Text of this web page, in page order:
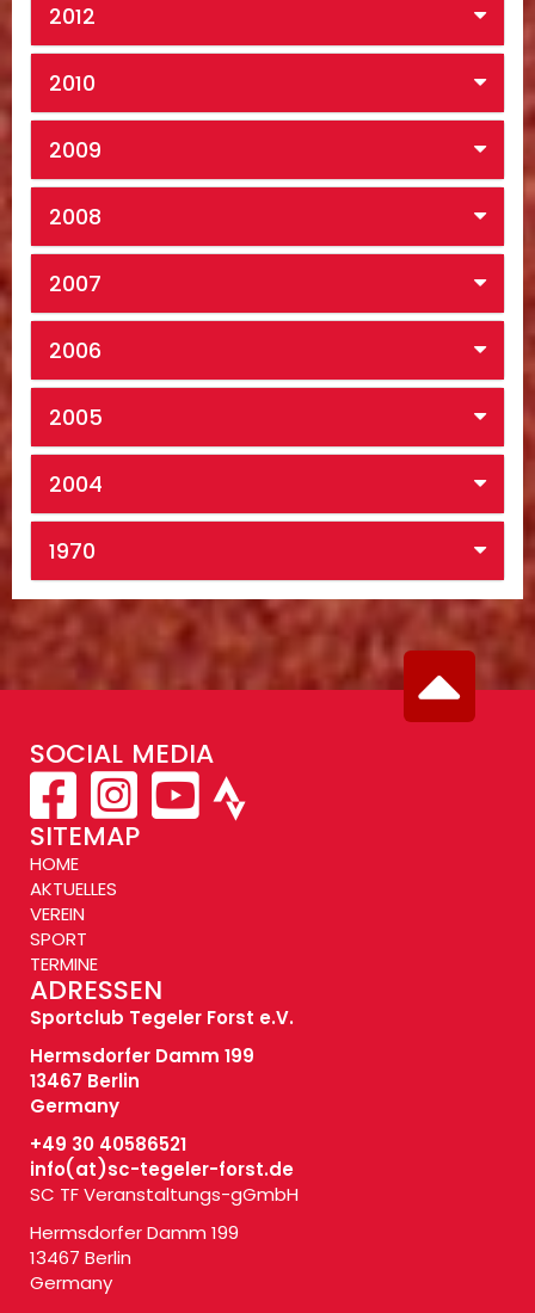
2012
2010
2009
2008
2007
2006
2005
2004
1970
SOCIAL MEDIA
SITEMAP
HOME
AKTUELLES
VEREIN
SPORT
TERMINE
ADRESSEN
Sportclub Tegeler Forst e.V.
Hermsdorfer Damm 199
13467 Berlin
Germany
+49 30 40586521
info(at)sc-tegeler-forst.de
SC TF Veranstaltungs-gGmbH
Hermsdorfer Damm 199
13467 Berlin
Germany